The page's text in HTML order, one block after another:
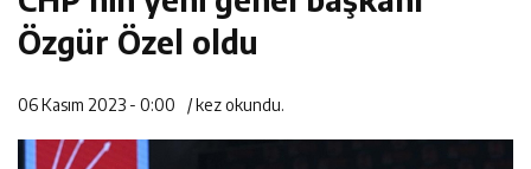
13:28
16:19 Şehrin İlk Spor Vadisi Görkemli Törenle Açıldı
Özgür Özel oldu
06 Kasım 2023 - 0:00 /kez okundu.